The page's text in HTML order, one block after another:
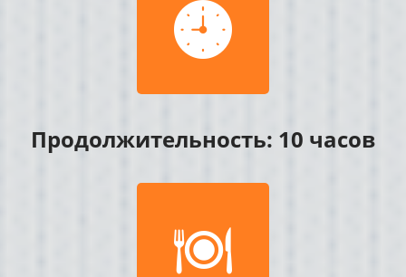

Продолжительность: 10 часов
